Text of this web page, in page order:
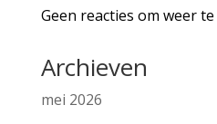
Geen reacties om weer te
Archieven
mei 2026